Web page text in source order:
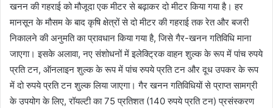
खनन की गहराई को मौजूदा एक मीटर से बढ़ाकर दो मीटर किया गया है। हर
मानसून के मौसम के बाद कृषि क्षेत्रों से दो मीटर की गहराई तक रेत और बजरी
निकालने की अनुमति का प्रावधान किया गया है, जिसे गैर-खनन गतिविधि माना
जाएगा। इसके अलावा, नए संशोधनों में इलेक्ट्रिक वाहन शुल्क के रूप में पांच रुपये
प्रति टन, ऑनलाइन शुल्क के रूप में पांच रुपये प्रति टन और दूध उपकर के रूप
में दो रुपये प्रति टन शुल्क लिया जाएगा। गैर खनन गतिविधियों से प्राप्त सामग्री
के उपयोग के लिए, रॉयल्टी का 75 प्रतिशत (140 रुपये प्रति टन) प्रसंस्करण